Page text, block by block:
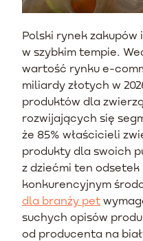
Polski rynek
w szybkim tempie.
wartość rynku e-
miliardy złotych w
produktów dla
rozwijających się
że 85% właścicieli
produkty dla swoich
z dziećmi ten odsetek
konkurencyjnym
dla branży pet
suchych opisów
od producenta na